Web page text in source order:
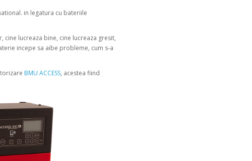
in legatura cu bateriile
lucreaza bine, cine lucreaza gresit,
incepe sa aibe probleme, cum s-a
BMU ACCESS, acestea fiind